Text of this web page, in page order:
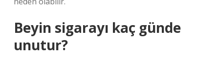
Beyin sigarayı kaç günde
unutur?